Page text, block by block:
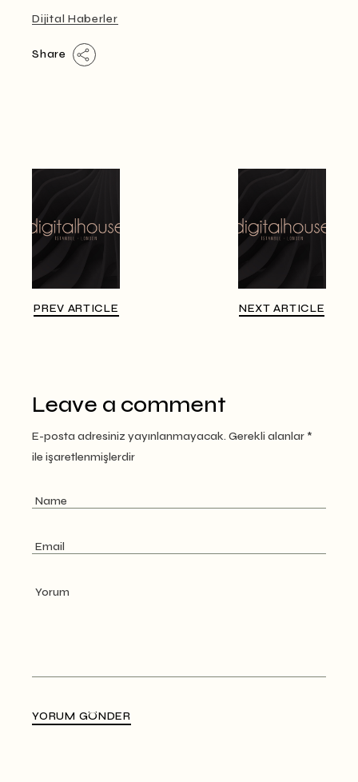
Dijital Haberler
Share
PREV ARTICLE NEXT ARTICLE
Leave a comment
E-posta adresiniz yayınlanmayacak. Gerekli alanlar *
ile işaretlenmişlerdir
YORUM GÖNDER